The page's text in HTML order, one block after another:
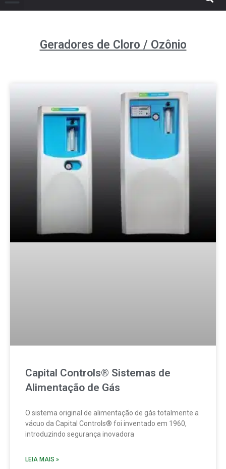
Geradores de Cloro / Ozônio
Capital Controls® Sistemas de
Alimentação de Gás
O sistema original de alimentação de gás totalmente a
vácuo da Capital Controls® foi inventado em 1960,
introduzindo segurança inovadora
LEIA MAIS »